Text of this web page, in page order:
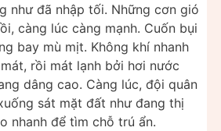
như đã nhập tối. Những cơn gió
càng lúc càng mạnh. Cuốn bụi
bay mù mịt. Không khí nhanh
rồi mát lạnh bởi hơi nước
dâng cao. Càng lúc, đội quân
sát mặt đất như đang thị
nhanh để tìm chỗ trú ẩn.